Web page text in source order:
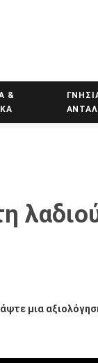
&
μια